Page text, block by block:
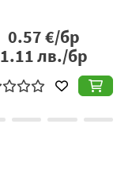
0.57€/бр
1.11лв./бр